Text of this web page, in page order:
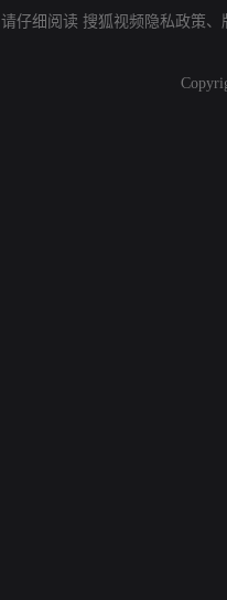
请仔细阅读 搜狐视频隐私政策、